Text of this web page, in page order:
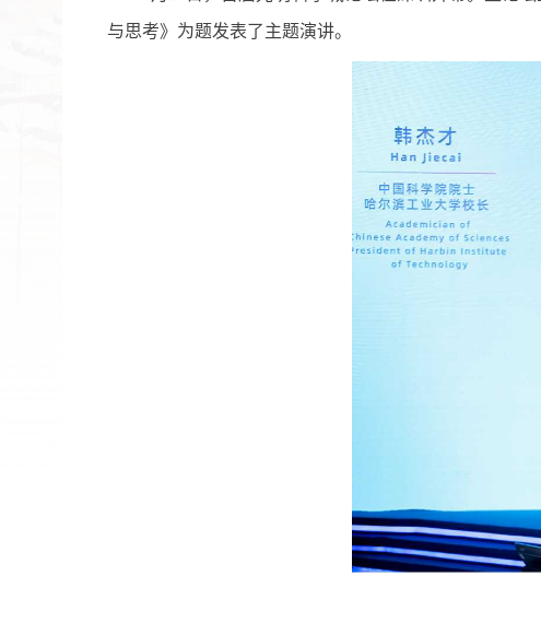
与思考》为题发表了主题演讲。